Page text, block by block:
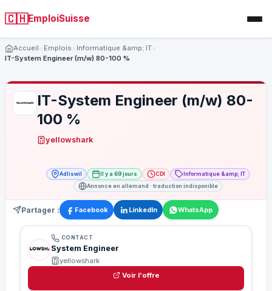
🇨🇭EmploiSuisse
Accueil Emplois
Informatique &amp; IT
IT-System Engineer (m/w) 80-100 %
IT-System Engineer (m/w) 80-
100 %
yellowshark
Adliswil Il y a 69 jours CDI
Informatique &amp; IT
Annonce en allemand · traduction indisponible
Partager : Facebook LinkedIn WhatsApp
CONTACT
System Engineer
yellowshark
Voir l'offre